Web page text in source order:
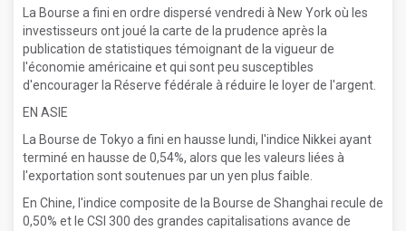
La Bourse a fini en ordre dispersé vendredi à New York où les
investisseurs ont joué la carte de la prudence après la
publication de statistiques témoignant de la vigueur de
l'économie américaine et qui sont peu susceptibles
d'encourager la Réserve fédérale à réduire le loyer de l'argent.
EN ASIE
La Bourse de Tokyo a fini en hausse lundi, l'indice Nikkei ayant
terminé en hausse de 0,54%, alors que les valeurs liées à
l'exportation sont soutenues par un yen plus faible.
En Chine, l'indice composite de la Bourse de Shanghai recule de
0,50% et le CSI 300 des grandes capitalisations avance de